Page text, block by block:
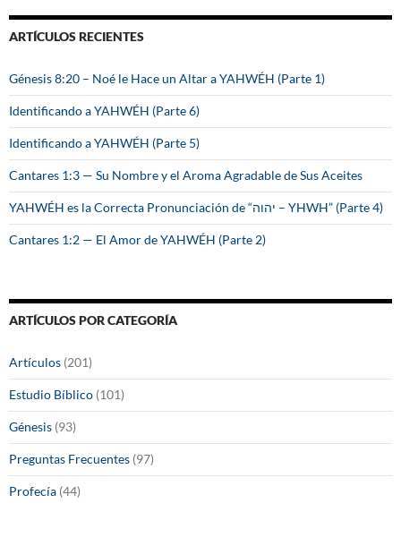
a
r
ARTÍCULOS RECIENTES
Génesis 8:20 – Noé le Hace un Altar a YAHWÉH (Parte 1)
Identificando a YAHWÉH (Parte 6)
Identificando a YAHWÉH (Parte 5)
Cantares 1:3 — Su Nombre y el Aroma Agradable de Sus Aceites
YAHWÉH es la Correcta Pronunciación de “יהוה – YHWH” (Parte 4)
Cantares 1:2 — El Amor de YAHWÉH (Parte 2)
ARTÍCULOS POR CATEGORÍA
Artículos (201)
Estudio Bíblico (101)
Génesis (93)
Preguntas Frecuentes (97)
Profecía (44)